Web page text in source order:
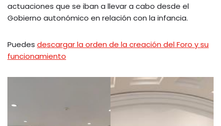
actuaciones que se iban a llevar a cabo desde el
Gobierno autonómico en relación con la infancia.
Puedes descargar la orden de la creación del Foro y su
funcionamiento